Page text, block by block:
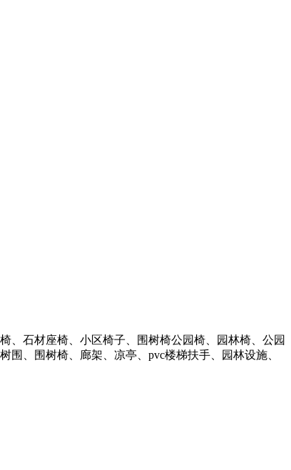
、石材座椅、小区椅子、围树椅公园椅、园林椅、公园
、围树椅、廊架、凉亭、pvc楼梯扶手、园林设施、